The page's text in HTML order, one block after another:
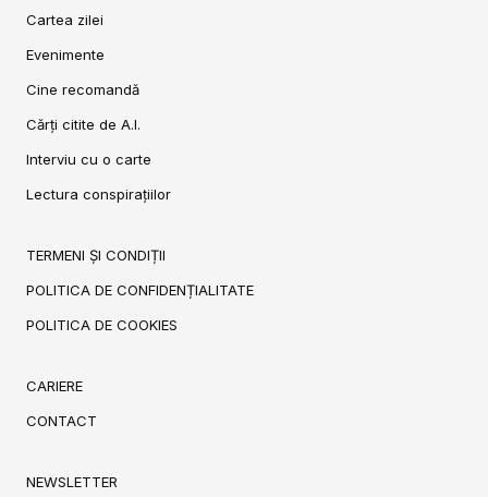
Cartea zilei
Evenimente
Cine recomandă
Cărți citite de A.I.
Interviu cu o carte
Lectura conspirațiilor
TERMENI ȘI CONDIȚII
POLITICA DE CONFIDENȚIALITATE
POLITICA DE COOKIES
CARIERE
CONTACT
NEWSLETTER